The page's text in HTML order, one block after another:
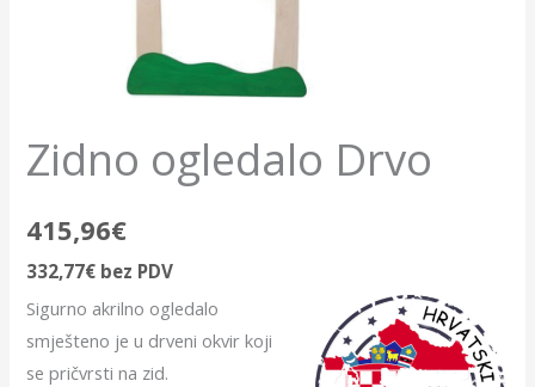
Zidno ogledalo Drvo
415,96€
332,77€ bez PDV
Sigurno akrilno ogledalo
smješteno je u drveni okvir koji
se pričvrsti na zid.